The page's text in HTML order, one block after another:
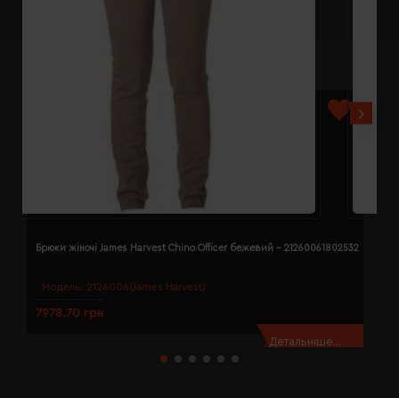
Модель: 2126006(James Harvest)
Брюки жіночі James Harvest Chino Officer бежевий - 21260061802532
7978.70 грн
Детальніше...